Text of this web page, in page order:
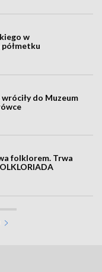
w
półmetku
do Muzeum
folklorem. Trwa